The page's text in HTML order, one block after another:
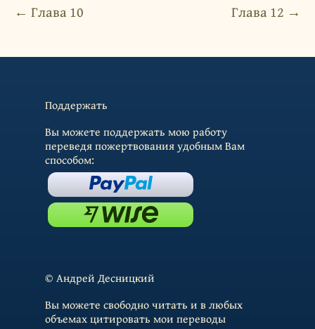
← Глава 10 Глава 12 →
Поддержать
Вы можете поддержать мою работу
переведя пожертвования удобным Вам
способом:
© Андрей Десницкий
Вы можете свободно читать и в любых
объемах цитировать мои переводы